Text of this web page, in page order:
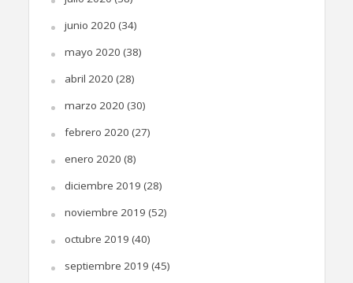
junio 2020 (34)
mayo 2020 (38)
abril 2020 (28)
marzo 2020 (30)
febrero 2020 (27)
enero 2020 (8)
diciembre 2019 (28)
noviembre 2019 (52)
octubre 2019 (40)
septiembre 2019 (45)